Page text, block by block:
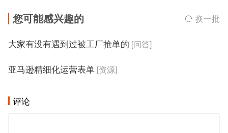
您可能感兴趣的 换一批
大家有没有遇到过被工厂抢单的 [问答]
亚马逊精细化运营表单 [资源]
评论